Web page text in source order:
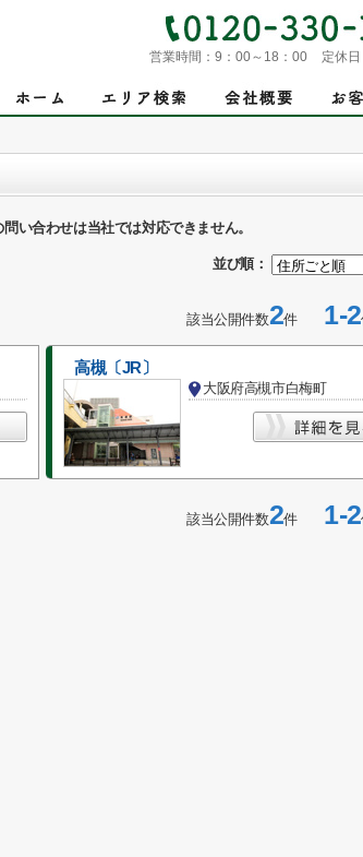
営業時間： 9：00～18：00 定休日
い合わせは当社では対応できません。
並び順：
該当公開件数2件1-2
高槻〔JR〕
大阪府高槻市白梅町
該当公開件数2件1-2